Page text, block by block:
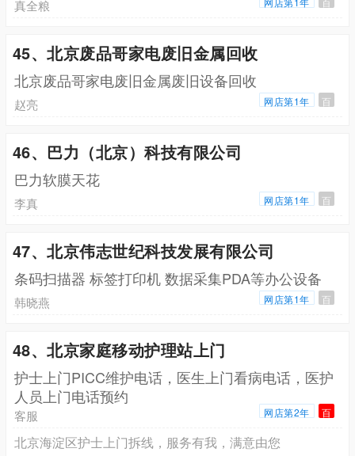
真全粮
45、北京废品哥家电废旧金属回收
北京废品哥家电废旧金属废旧设备回收
赵亮 网店第1年 百
46、巴力（北京）科技有限公司
巴力软膜天花
李真 网店第1年 百
47、北京伟志世纪科技发展有限公司
条码扫描器 标签打印机 数据采集PDA等办公设备
韩晓燕 网店第1年 百
48、北京家庭移动护理站上门
护士上门PICC维护电话，医生上门看病电话，医护
人员上门电话预约
客服 网店第2年 百
北京海淀区护士上门拆线，服务有我，满意由您